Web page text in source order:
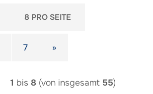
8 PRO SEITE
pro Seite
7 »
1 bis 8 (von insgesamt 55)